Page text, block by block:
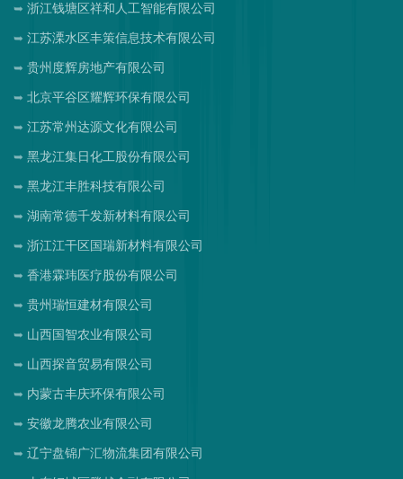
浙江钱塘区祥和人工智能有限公司
江苏溧水区丰策信息技术有限公司
贵州度辉房地产有限公司
北京平谷区耀辉环保有限公司
江苏常州达源文化有限公司
黑龙江集日化工股份有限公司
黑龙江丰胜科技有限公司
湖南常德千发新材料有限公司
浙江江干区国瑞新材料有限公司
香港霖玮医疗股份有限公司
贵州瑞恒建材有限公司
山西国智农业有限公司
山西探音贸易有限公司
内蒙古丰庆环保有限公司
安徽龙腾农业有限公司
辽宁盘锦广汇物流集团有限公司